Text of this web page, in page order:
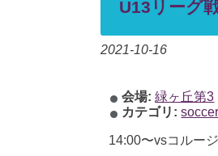
U13リーグ
2021-10-16
会場: 緑ヶ丘第3
カテゴリ: soccer
14:00〜vsコルー